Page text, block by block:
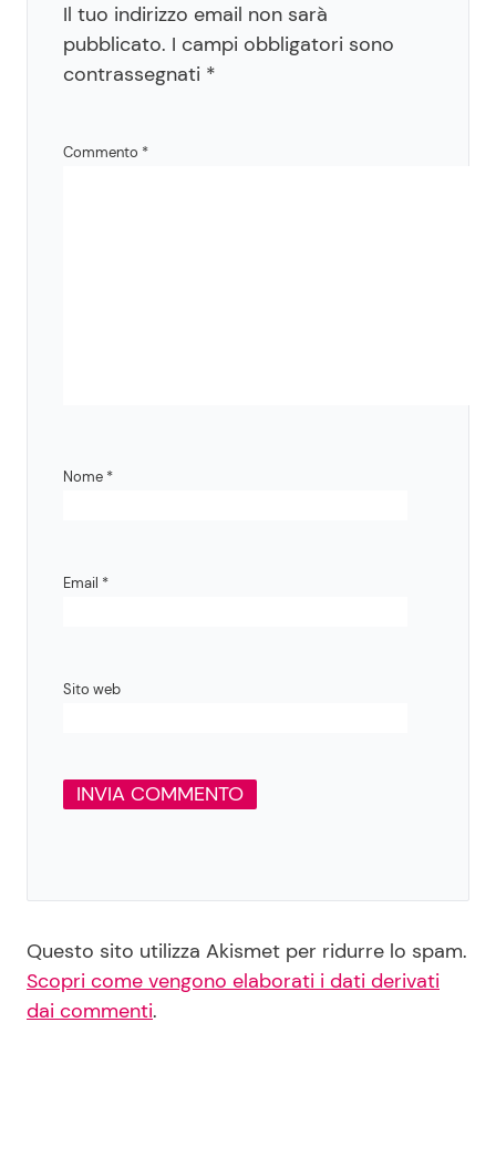
Il tuo indirizzo email non sarà
pubblicato. I campi obbligatori sono
contrassegnati *
Commento *
Nome *
Email *
Sito web
Questo sito utilizza Akismet per ridurre lo spam.
Scopri come vengono elaborati i dati derivati
dai commenti.